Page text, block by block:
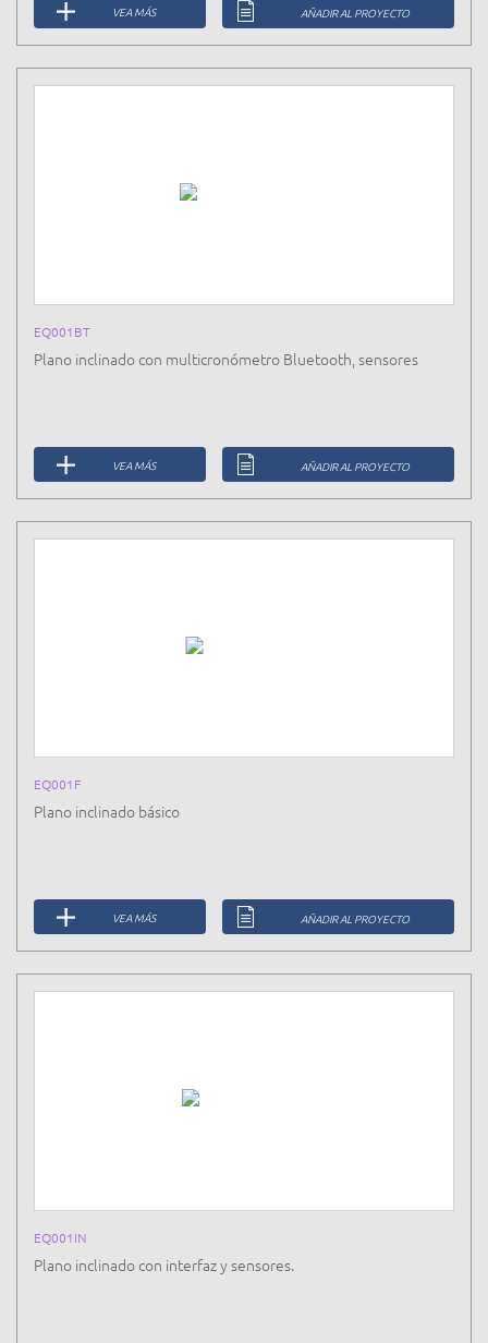
VEA MÁS AÑADIR AL PROYECTO
EQ001BT
Plano inclinado con multicronómetro Bluetooth, sensores
VEA MÁS AÑADIR AL PROYECTO
EQ001F
Plano inclinado básico
VEA MÁS AÑADIR AL PROYECTO
EQ001IN
Plano inclinado con interfaz y sensores.